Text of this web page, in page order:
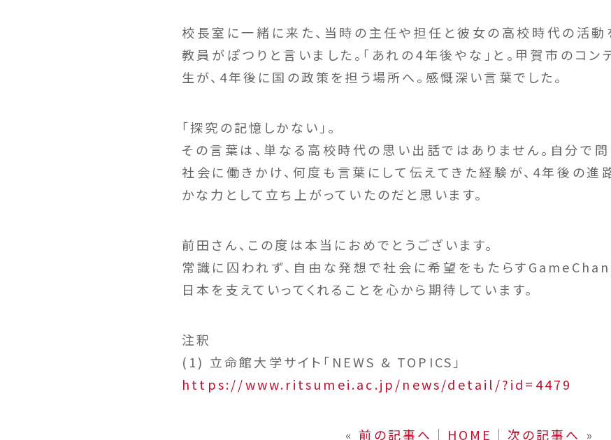
校長室に一緒に来た、当時の主任や担任と彼女の高校時代の活動
教員がぽつりと言いました。「あれの4年後やな」と。甲賀市のコン
生が、4年後に国の政策を担う場所へ。感慨深い言葉でした。
「探究の記憶しかない」。
その言葉は、単なる高校時代の思い出話ではありません。自分で問
社会に働きかけ、何度も言葉にして伝えてきた経験が、4年後の進
かな力として立ち上がっていたのだと思います。
前田さん、この度は本当におめでとうございます。
常識に囚われず、自由な発想で社会に希望をもたらす
日本を支えていってくれることを心から期待しています。
注釈
(1) 立命館大学サイト「NEWS & TOPICS」
https://www.ritsumei.ac.jp/news/detail/?id=4479
« 前の記事へ │ HOME │ 次の記事へ »